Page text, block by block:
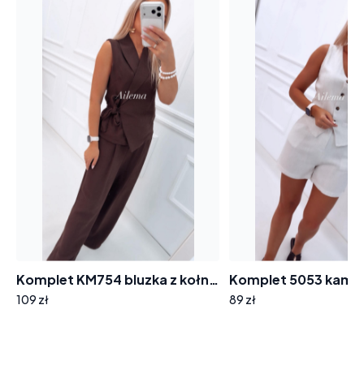
Komplet KM754 bluzka z kołnierzykiem i wiązaniem i spodnie szeroka nogawka
109 zł 89 zł